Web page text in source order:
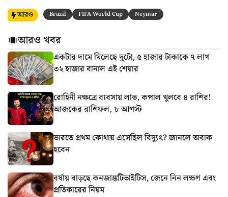
আরও Brazil FIFA World Cup Neymar
আরও খবর
একটার দামে মিলেছে দুটো, ৫ হাজার টাকাকে ৭ লাখ
৩২ হাজার বানাল এই শেয়ার
রোহিনী নক্ষত্রে ব্যবসায় লাভ, কপাল খুলবে ৪ রাশির!
আজকের রাশিফল, ৮ আগস্ট
ভারতে প্রথম কোথায় এসেছিল বিদ্যুৎ? জানলে অবাক
হবেন
বর্ষায় বাড়ছে কনজাঙ্কটিভাইটিস, জেনে নিন লক্ষণ এবং
প্রতিকারের নিয়ম